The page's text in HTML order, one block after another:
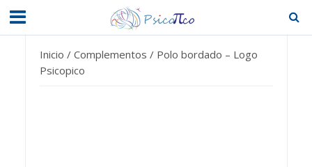
Inicio / Complementos / Polo bordado – Logo
Psicopico